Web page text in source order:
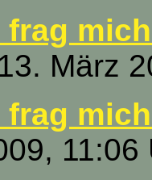
frag
März
frag
11:06